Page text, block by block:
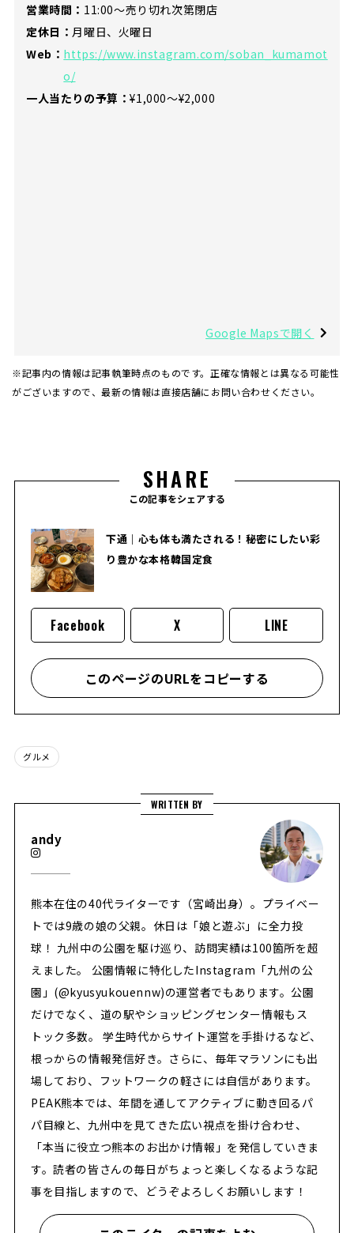
営業時間： 11:00～売り切れ次第閉店
定休日： 月曜日、火曜日
Web： https://www.instagram.com/soban_kumamot
o/
一人当たりの予算：¥1,000～¥2,000
Google Mapsで開く
※記事内の情報は記事執筆時点のものです。正確な情報とは異なる可能性
がございますので、最新の情報は直接店舗にお問い合わせください。
SHARE
この記事をシェアする
下通｜心も体も満たされる！秘密にしたい彩
り豊かな本格韓国定食
Facebook X LINE
このページのURLをコピーする
グルメ
WRITTEN BY
andy
熊本在住の40代ライターです（宮崎出身）。プライベー
トでは9歳の娘の父親。休日は「娘と遊ぶ」に全力投
球！ 九州中の公園を駆け巡り、訪問実績は100箇所を超
えました。 公園情報に特化したInstagram「九州の公
園」(@kyusyukouennw)の運営者でもあります。公園
だけでなく、道の駅やショッピングセンター情報もス
トック多数。 学生時代からサイト運営を手掛けるなど、
根っからの情報発信好き。さらに、毎年マラソンにも出
場しており、フットワークの軽さには自信があります。
PEAK熊本では、年間を通してアクティブに動き回るパ
パ目線と、九州中を見てきた広い視点を掛け合わせ、
「本当に役立つ熊本のお出かけ情報」を発信していきま
す。読者の皆さんの毎日がちょっと楽しくなるような記
事を目指しますので、どうぞよろしくお願いします！